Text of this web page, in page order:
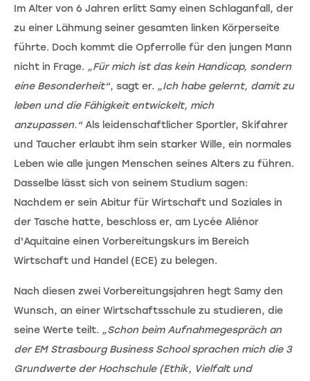
Im Alter von 6 Jahren erlitt Samy einen Schlaganfall, der
zu einer Lähmung seiner gesamten linken Körperseite
führte. Doch kommt die Opferrolle für den jungen Mann
nicht in Frage. „Für mich ist das kein Handicap, sondern
eine Besonderheit“, sagt er. „Ich habe gelernt, damit zu
leben und die Fähigkeit entwickelt, mich
anzupassen.“Als leidenschaftlicher Sportler, Skifahrer
und Taucher erlaubt ihm sein starker Wille, ein normales
Leben wie alle jungen Menschen seines Alters zu führen.
Dasselbe lässt sich von seinem Studium sagen:
Nachdem er sein Abitur für Wirtschaft und Soziales in
der Tasche hatte, beschloss er, am Lycée Aliénor
d'Aquitaine einen Vorbereitungskurs im Bereich
Wirtschaft und Handel (ECE) zu belegen.
Nach diesen zwei Vorbereitungsjahren hegt Samy den
Wunsch, an einer Wirtschaftsschule zu studieren, die
seine Werte teilt. „Schon beim Aufnahmegespräch an
der EM Strasbourg Business School sprachen mich die 3
Grundwerte der Hochschule (Ethik, Vielfalt und